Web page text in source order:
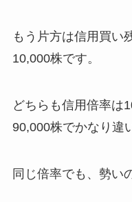
もう片方は信用買い
10,000株です。
どちらも信用倍率は
90,000株でかなり違
同じ倍率でも、勢い